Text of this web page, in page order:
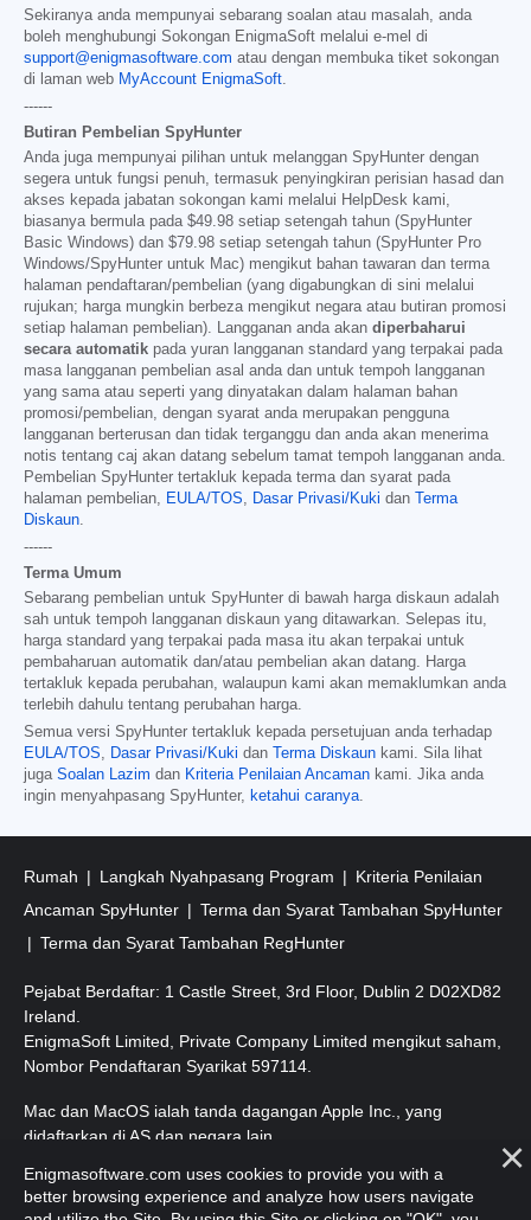
Sekiranya anda mempunyai sebarang soalan atau masalah, anda
boleh menghubungi Sokongan EnigmaSoft melalui e-mel di
support@enigmasoftware.com atau dengan membuka tiket sokongan
di laman web MyAccount EnigmaSoft.
------
Butiran Pembelian SpyHunter
Anda juga mempunyai pilihan untuk melanggan SpyHunter dengan
segera untuk fungsi penuh, termasuk penyingkiran perisian hasad dan
akses kepada jabatan sokongan kami melalui HelpDesk kami,
biasanya bermula pada $49.98 setiap setengah tahun (SpyHunter
Basic Windows) dan $79.98 setiap setengah tahun (SpyHunter Pro
Windows/SpyHunter untuk Mac) mengikut bahan tawaran dan terma
halaman pendaftaran/pembelian (yang digabungkan di sini melalui
rujukan; harga mungkin berbeza mengikut negara atau butiran promosi
setiap halaman pembelian). Langganan anda akan diperbaharui
secara automatik pada yuran langganan standard yang terpakai pada
masa langganan pembelian asal anda dan untuk tempoh langganan
yang sama atau seperti yang dinyatakan dalam halaman bahan
promosi/pembelian, dengan syarat anda merupakan pengguna
langganan berterusan dan tidak terganggu dan anda akan menerima
notis tentang caj akan datang sebelum tamat tempoh langganan anda.
Pembelian SpyHunter tertakluk kepada terma dan syarat pada
halaman pembelian, EULA/TOS, Dasar Privasi/Kuki dan
Terma
Diskaun.
------
Terma Umum
Sebarang pembelian untuk SpyHunter di bawah harga diskaun adalah
sah untuk tempoh langganan diskaun yang ditawarkan. Selepas itu,
harga standard yang terpakai pada masa itu akan terpakai untuk
pembaharuan automatik dan/atau pembelian akan datang. Harga
tertakluk kepada perubahan, walaupun kami akan memaklumkan anda
terlebih dahulu tentang perubahan harga.
Semua versi SpyHunter tertakluk kepada persetujuan anda terhadap
EULA/TOS, Dasar Privasi/Kuki dan Terma Diskaun kami. Sila lihat
juga Soalan Lazim dan Kriteria Penilaian Ancaman kami. Jika anda
ingin menyahpasang SpyHunter, ketahui caranya.
Rumah Langkah Nyahpasang Program
Kriteria Penilaian
Ancaman SpyHunter
Terma dan Syarat Tambahan SpyHunter
Terma dan Syarat Tambahan RegHunter
Pejabat Berdaftar: 1 Castle Street, 3rd Floor, Dublin 2 D02XD82
Ireland.
EnigmaSoft Limited, Private Company Limited mengikut saham,
Nombor Pendaftaran Syarikat 597114.
Mac dan MacOS ialah tanda dagangan Apple Inc., yang
didaftarkan di AS dan negara lain.
Hak Cipta 2016-2026 . EnigmaSoft Ltd. Hak Cipta Terpelihara.
Enigmasoftware.com uses cookies to provide you with a
better browsing experience and analyze how users navigate